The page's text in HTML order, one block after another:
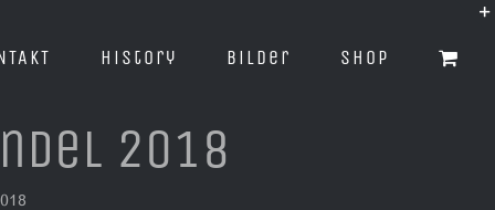
History Bilder Shop
2018